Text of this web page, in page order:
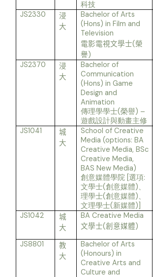
科技
JS2330
浸
大
Bachelor of Arts
(Hons) in Film and
Television
電影電視文學士(榮
譽)
JS2370
浸
大
Bachelor of
Communication
(Hons) in Game
Design and
Animation
傳理學學士(榮譽) –
遊戲設計與動畫主修
JS1041
城
大
School of Creative
Media (options: BA
Creative Media, BSc
Creative Media,
BAS New Media)
創意媒體學院[ 選項:
文學士(創意媒體)、
理學士(創意媒體)、
文理學士(新媒體)]
JS1042
城
大
BA Creative Media
文學士(創意媒體)
JS8801
教
大
Bachelor of Arts
(Honours) in
Creative Arts and
Culture and